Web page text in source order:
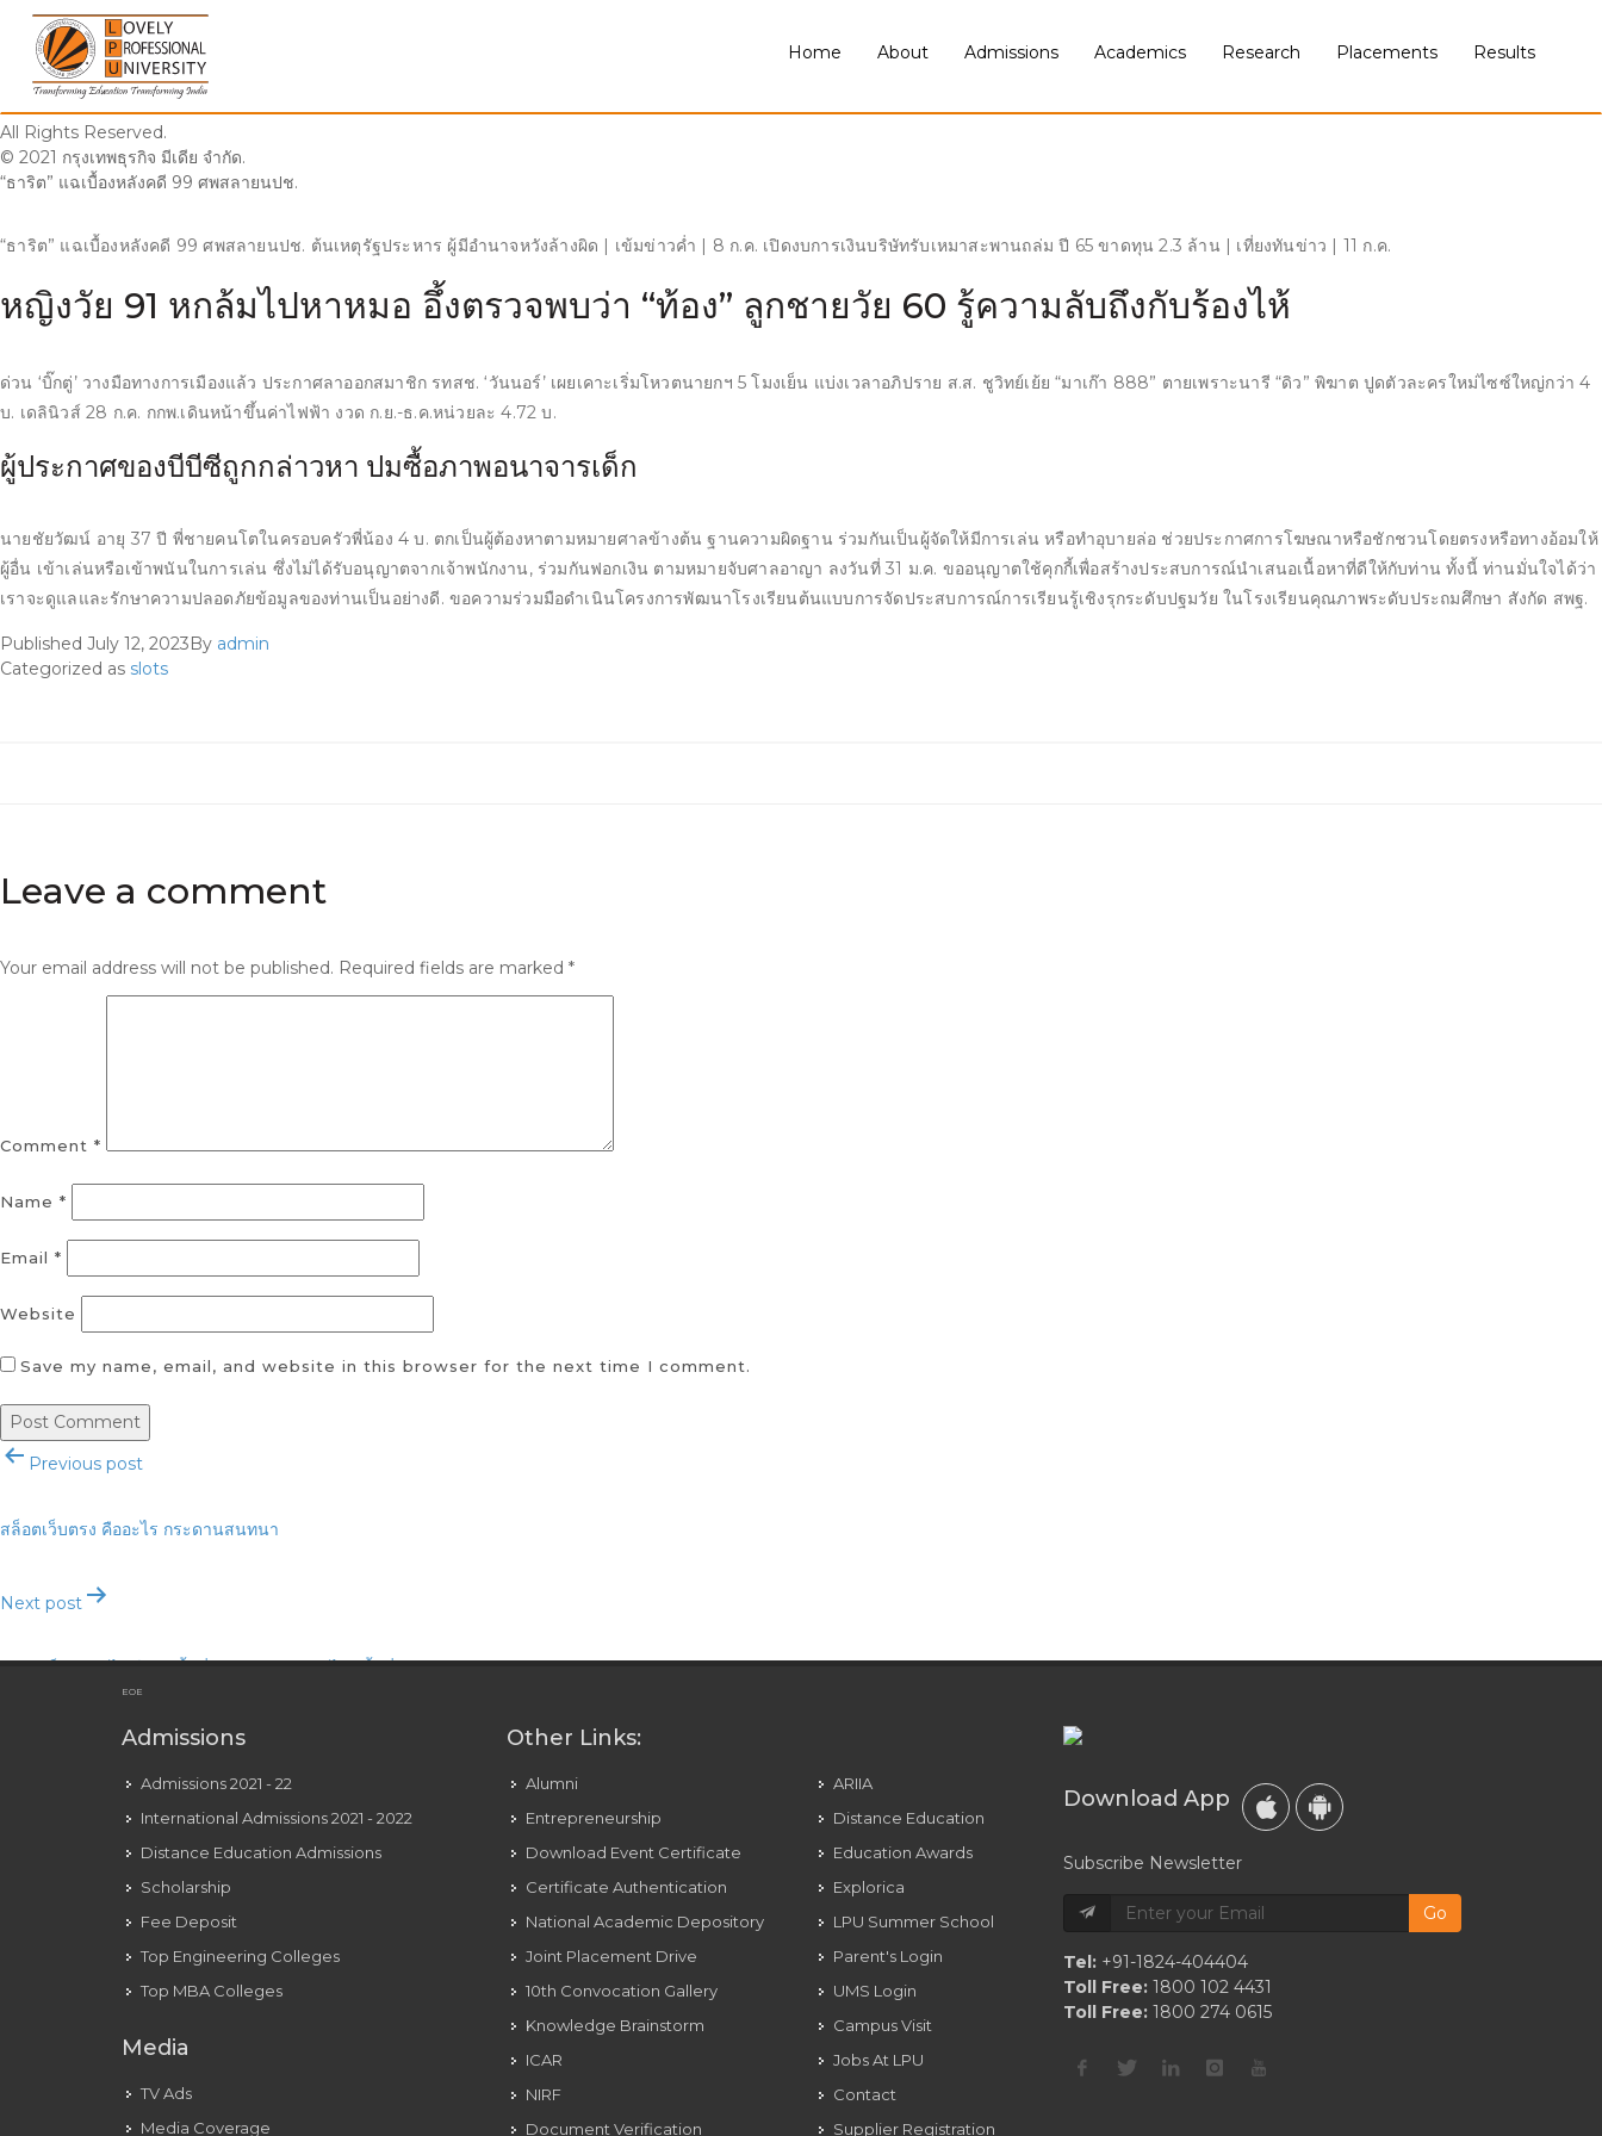
Skip
content
Home About Admissions Academics Research Placements Results
© 2021 กรุงเทพธุรกิจ มีเดีย จำกัด. All Rights Reserved.
กกพ.เดินหน้าขึ้นค่าไฟฟ้า งวด ก.ย.-ธ.ค.หน่วยละ 4.72 บ.
8 ก.ค.
All Rights Reserved.
© 2021 กรุงเทพธุรกิจ มีเดีย จำกัด.
“ธาริต” แฉเบื้องหลังคดี 99 ศพสลายนปช.
“ธาริต” แฉเบื้องหลังคดี 99 ศพสลายนปช. ต้นเหตุรัฐประหาร ผู้มีอำนาจหวังล้างผิด | เข้มข่าวค่ำ | 8 ก.ค. เปิดงบการเงินบริษัทรับเหมาสะพานถล่ม ปี 65 ขาดทุน 2.3 ล้าน | เที่ยงทันข่าว | 11 ก.ค.
หญิงวัย 91 หกล้มไปหาหมอ อึ้งตรวจพบว่า “ท้อง” ลูกชายวัย 60 รู้ความลับถึงกับร้องไห้
ด่วน ‘บิ๊กตู่’ วางมือทางการเมืองแล้ว ประกาศลาออกสมาชิก รทสช. ‘วันนอร์’ เผยเคาะเริ่มโหวตนายกฯ 5 โมงเย็น แบ่งเวลาอภิปราย ส.ส. ชูวิทย์เย้ย “มาเก๊า 888” ตายเพราะนารี “ดิว” พิฆาต ปูดตัวละครใหม่ไซซ์ใหญ่กว่า 4
บ. เดลินิวส์ 28 ก.ค. กกพ.เดินหน้าขึ้นค่าไฟฟ้า งวด ก.ย.-ธ.ค.หน่วยละ 4.72 บ.
ผู้ประกาศของบีบีซีถูกกล่าวหา ปมซื้อภาพอนาจารเด็ก
นายชัยวัฒน์ อายุ 37 ปี พี่ชายคนโตในครอบครัวพี่น้อง 4 บ. ตกเป็นผู้ต้องหาตามหมายศาลข้างต้น ฐานความผิดฐาน ร่วมกันเป็นผู้จัดให้มีการเล่น หรือทำอุบายล่อ ช่วยประกาศการโฆษณาหรือชักชวนโดยตรงหรือทางอ้อมให้
ผู้อื่น เข้าเล่นหรือเข้าพนันในการเล่น ซึ่งไม่ได้รับอนุญาตจากเจ้าพนักงาน, ร่วมกันฟอกเงิน ตามหมายจับศาลอาญา ลงวันที่ 31 ม.ค. ขออนุญาตใช้คุกกี้เพื่อสร้างประสบการณ์นำเสนอเนื้อหาที่ดีให้กับท่าน ทั้งนี้ ท่านมั่นใจได้ว่า
เราจะดูแลและรักษาความปลอดภัยข้อมูลของท่านเป็นอย่างดี. ขอความร่วมมือดำเนินโครงการพัฒนาโรงเรียนต้นแบบการจัดประสบการณ์การเรียนรู้เชิงรุกระดับปฐมวัย ในโรงเรียนคุณภาพระดับประถมศึกษา สังกัด สพฐ.
Published July 12, 2023By admin
Categorized as slots
Leave a comment
Your email address will not be published. Required fields are marked *
Comment *
Name *
Email *
Website
Save my name, email, and website in this browser for the next time I comment.
Post
navigation
Previous post
สล็อตเว็บตรง คืออะไร กระดานสนทนา
Next post
EOE
Admissions
Admissions 2021 - 22
International Admissions 2021 - 2022
Distance Education Admissions
Scholarship
Fee Deposit
Top Engineering Colleges
Top MBA Colleges
Media
TV Ads
Media Coverage
Other Links:
Alumni
Entrepreneurship
Download Event Certificate
Certificate Authentication
National Academic Depository
Joint Placement Drive
10th Convocation Gallery
Knowledge Brainstorm
ICAR
NIRF
Document Verification
ARIIA
Distance Education
Education Awards
Explorica
LPU Summer School
Parent's Login
UMS Login
Campus Visit
Jobs At LPU
Contact
Supplier Registration
Download App
Subscribe Newsletter
Go
Tel: +91-1824-404404
Toll Free: 1800 102 4431
Toll Free: 1800 274 0615